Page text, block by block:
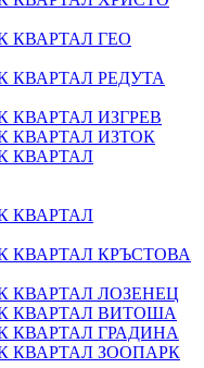
КВАРТАЛ ГЕО
КВАРТАЛ РЕДУТА
КВАРТАЛ ИЗГРЕВ
КВАРТАЛ ИЗТОК
КВАРТАЛ
КВАРТАЛ
КВАРТАЛ КРЪСТОВА
КВАРТАЛ ЛОЗЕНЕЦ
КВАРТАЛ ВИТОША
КВАРТАЛ ГРАДИНА
КВАРТАЛ ЗООПАРК